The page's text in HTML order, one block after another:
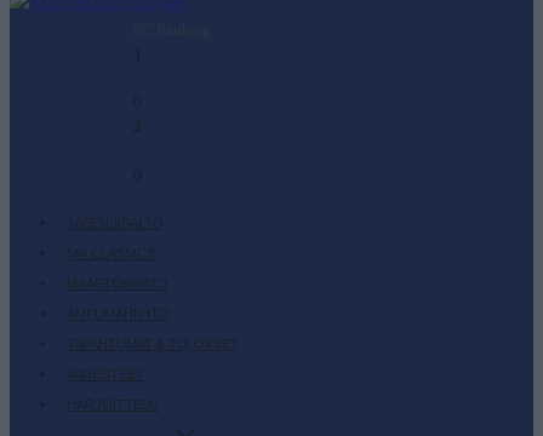
1
-
0
2
-
0
JÄSENSISÄLTÖ
SKI CLASSICS
MAASTOHIIHTO
AMPUMAHIIHTO
TAPAHTUMAT & TULOKSET
VARUSTEET
HARJOITTELU